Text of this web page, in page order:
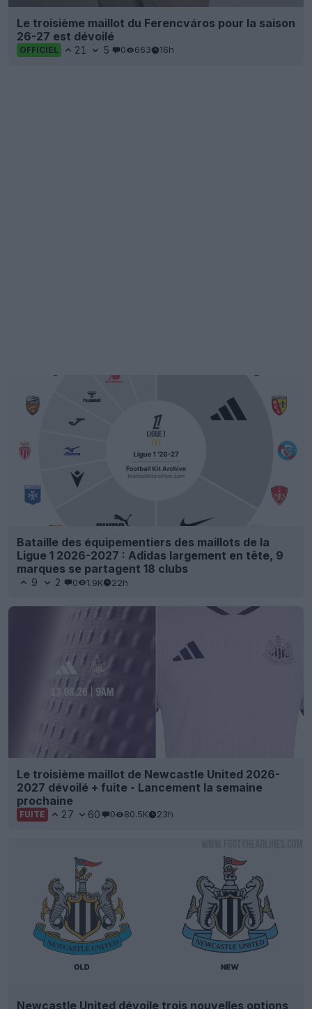
Le troisième maillot du Ferencváros pour la saison
26-27 est dévoilé
OFFICIEL 21 5 0 663 16h
Bataille des équipementiers des maillots de la
Ligue 1 2026-2027 : Adidas largement en tête, 9
marques se partagent 18 clubs
9 2 0 1.9K 22h
Le troisième maillot de Newcastle United 2026-
2027 dévoilé + fuite - Lancement la semaine
prochaine
FUITE 27 60 0 80.5K 23h
Newcastle United dévoile trois nouvelles options